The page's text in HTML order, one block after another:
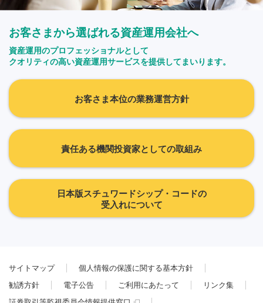
お客さまから選ばれる資産運用会社へ
資産運用のプロフェッショナルとして
クオリティの高い資産運用サービスを提供してまいります。
お客さま本位の業務運営方針
責任ある機関投資家としての取組み
日本版スチュワードシップ・コードの
受入れについて
サイトマップ
個人情報の保護に関する基本方針
勧誘方針
電子公告 ご利用にあたって
リンク集